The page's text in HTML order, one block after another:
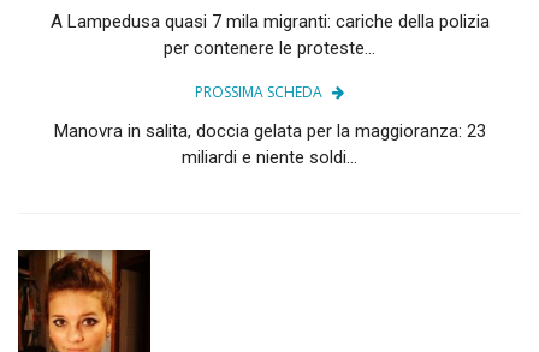
A Lampedusa quasi 7 mila migranti: cariche della polizia
per contenere le proteste...
PROSSIMA SCHEDA
Manovra in salita, doccia gelata per la maggioranza: 23
miliardi e niente soldi...